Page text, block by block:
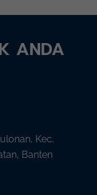
ANDA
Kec.
Banten